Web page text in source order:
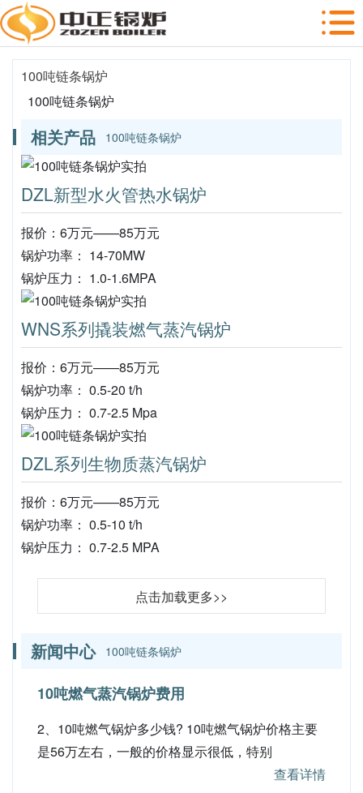
100吨链条锅炉
100吨链条锅炉
相关产品 100吨链条锅炉
DZL新型水火管热水锅炉
报价：6万元——85万元
锅炉功率： 14-70MW
锅炉压力： 1.0-1.6MPA
WNS系列撬装燃气蒸汽锅炉
报价：6万元——85万元
锅炉功率： 0.5-20 t/h
锅炉压力： 0.7-2.5 Mpa
DZL系列生物质蒸汽锅炉
报价：6万元——85万元
锅炉功率： 0.5-10 t/h
锅炉压力： 0.7-2.5 MPA
点击加载更多>>
新闻中心 100吨链条锅炉
10吨燃气蒸汽锅炉费用
2、10吨燃气锅炉多少钱? 10吨燃气锅炉价格主要
是56万左右，一般的价格显示很低，特别
查看详情